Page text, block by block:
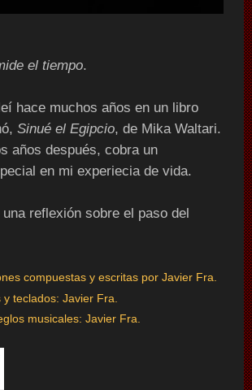
el tiempo.
hace muchos años en un libro
Sinué el Egipcio, de Mika Waltari.
años después, cobra un
en mi experiecia de vida.
reflexión sobre el paso del
compuestas y escritas por Javier Fra.
y teclados: Javier Fra.
musicales: Javier Fra.